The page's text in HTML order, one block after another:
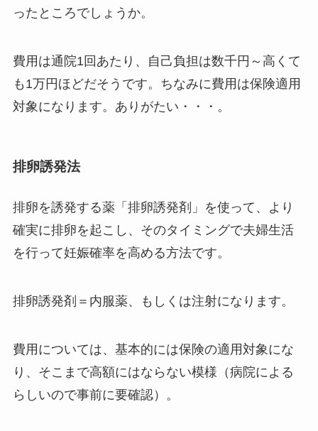
ったところでしょうか。
費用は通院1回あたり、自己負担は数千円～高くて
も1万円ほどだそうです。ちなみに費用は保険適用
対象になります。ありがたい・・・。
排卵誘発法
排卵を誘発する薬「排卵誘発剤」を使って、より
確実に排卵を起こし、そのタイミングで夫婦生活
を行って妊娠確率を高める方法です。
排卵誘発剤＝内服薬、もしくは注射になります。
費用については、基本的には保険の適用対象にな
り、そこまで高額にはならない模様（病院による
らしいので事前に要確認）。